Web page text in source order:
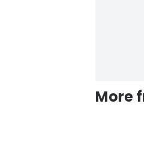
More